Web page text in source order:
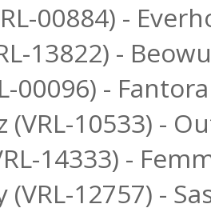
00884) -
13822) -
00096) -
(VRL-10533) -
14333) -
12757) -